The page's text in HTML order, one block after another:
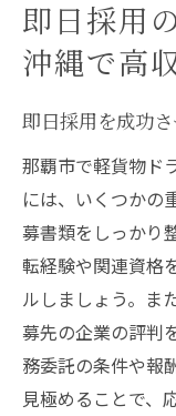
即日採用
沖縄で高
即日採用を成功
那覇市で軽貨物ド
には、いくつかの
募書類をしっかり
転経験や関連資格
ルしましょう。ま
募先の企業の評判
務委託の条件や報
見極めることで、